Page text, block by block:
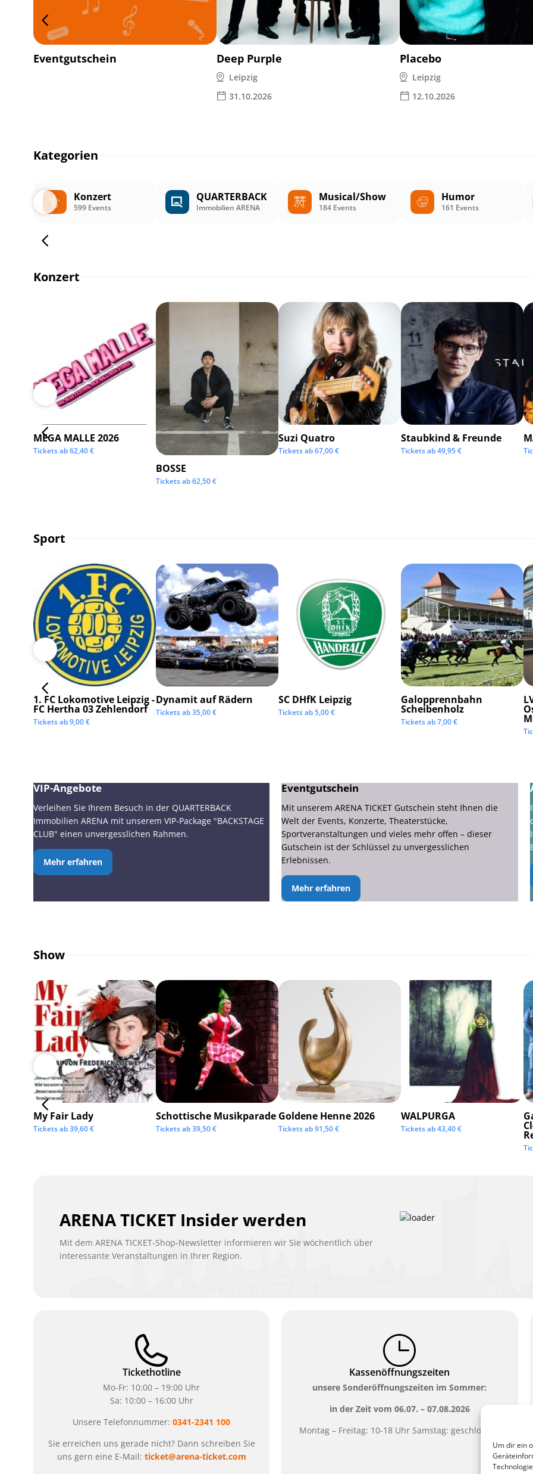
Um dir ein
Eventgutschein Deep Purple
Leipzig
31.10.2026
Placebo
Leipzig
12.10.2026
Kategorien
Konzert
599 Events
QUARTERBACK
Immobilien ARENA
Musical/Show
184 Events
Humor
161 Events
Konzert
MEGA MALLE 2026
Tickets ab62,40€
BOSSE
Tickets ab62,50€
Suzi Quatro
Tickets ab67,00€
Staubkind & Freunde
Tickets ab49,95€
Sport
1. FC Lokomotive Leipzig -
FC Hertha 03 Zehlendorf
Tickets ab9,00€
Dynamit auf Rädern
Tickets ab35,00€
SC DHfK Leipzig
Tickets ab5,00€
Galopprennbahn
Scheibenholz
Tickets ab7,00€
VIP-Angebote
Verleihen Sie Ihrem Besuch in der QUARTERBACK
Immobilien ARENA mit unserem VIP-Package "BACKSTAGE
CLUB" einen unvergesslichen Rahmen.
Mehr erfahren
Eventgutschein
Mit unserem ARENA TICKET Gutschein steht Ihnen die
Welt der Events, Konzerte, Theaterstücke,
Sportveranstaltungen und vieles mehr offen – dieser
Gutschein ist der Schlüssel zu unvergesslichen
Erlebnissen.
Mehr erfahren
Show
My Fair Lady
Tickets ab39,60€
Schottische Musikparade
Tickets ab39,50€
Goldene Henne 2026
Tickets ab91,50€
WALPURGA
Tickets ab43,40€
ARENA TICKET Insider werden
Mit dem ARENA TICKET-Shop-Newsletter informieren wir Sie wöchentlich über
interessante Veranstaltungen in Ihrer Region.
Tickethotline
Mo-Fr: 10:00 – 19:00 Uhr
Sa: 10:00 – 16:00 Uhr
Unsere Telefonnummer:0341-2341 100
Sie erreichen uns gerade nicht? Dann schreiben Sie
uns gern eine E-Mail: ticket@arena-ticket.com
Kassenöffnungszeiten
unsere Sonderöffnungszeiten im Sommer:
in der Zeit vom 06.07. – 07.08.2026
Montag – Freitag: 10-18 Uhr Samstag: geschlossen